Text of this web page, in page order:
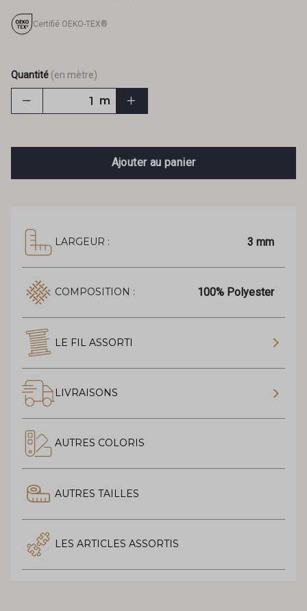
Certifié OEKO-TEX®
Quantité (en mètre)
m
Ajouter au panier
LARGEUR : 3 mm
COMPOSITION : 100% Polyester
LE FIL ASSORTI
LIVRAISONS
AUTRES COLORIS
AUTRES TAILLES
LES ARTICLES ASSORTIS